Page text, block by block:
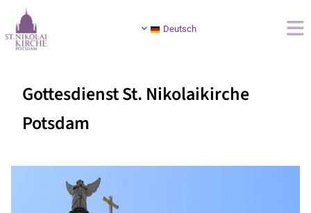
Deutsch
Gottesdienst St. Nikolaikirche
Potsdam